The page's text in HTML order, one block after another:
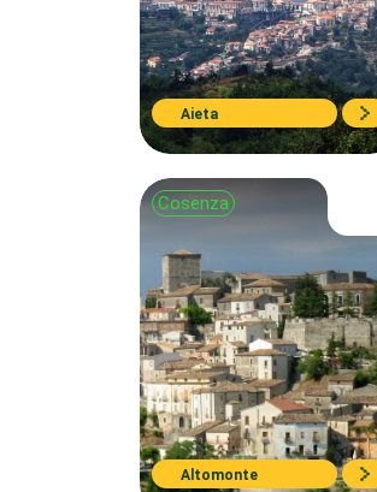
Aieta
Cosenza
Altomonte